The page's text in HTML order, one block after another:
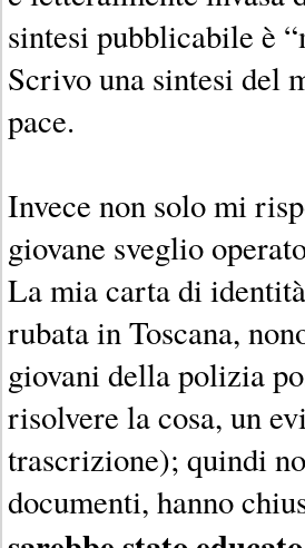
sintesi pubblicabile è
Scrivo una sintesi del
pace.
Invece non solo mi
giovane sveglio
La mia carta di
rubata in Toscana,
giovani della polizia
risolvere la cosa, un
trascrizione); quindi
documenti, hanno